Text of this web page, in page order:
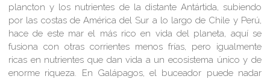
plancton y los nutrientes de la distante Antártida, subiendo
por las costas de América del Sur a lo largo de Chile y Perú,
hace de este mar el más rico en vida del planeta, aquí se
fusiona con otras corrientes menos frías, pero igualmente
ricas en nutrientes que dan vida a un ecosistema único y de
enorme riqueza. En Galápagos, el buceador puede nadar